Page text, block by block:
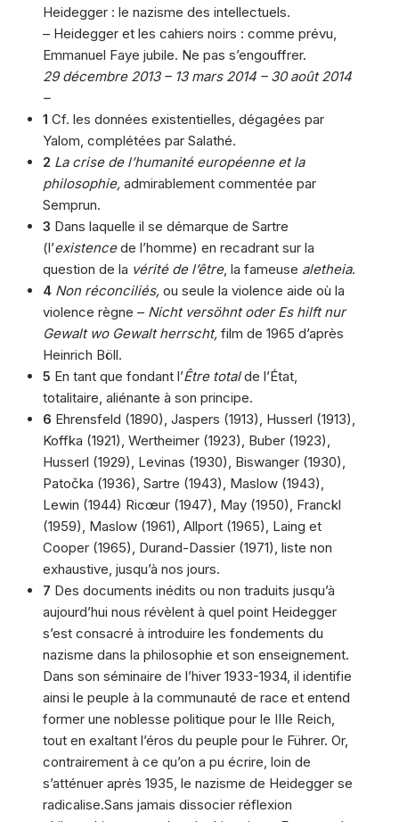
Heidegger : le nazisme des intellectuels.
– Heidegger et les cahiers noirs : comme prévu,
Emmanuel Faye jubile. Ne pas s’engouffrer.
29 décembre 2013 – 13 mars 2014 – 30 août 2014
–
1 Cf. les données existentielles, dégagées par
Yalom, complétées par Salathé.
2 La crise de l’humanité européenne et la
philosophie, admirablement commentée par
Semprun.
3 Dans laquelle il se démarque de Sartre
(l’existencede l’homme) en recadrant sur la
question de la vérité de l’être, la fameuse aletheia.
4 Non réconciliés, ou seule la violence aide où la
violence règne – Nicht versöhnt oder Es hilft nur
Gewalt wo Gewalt herrscht, film de 1965 d’après
Heinrich Böll.
5 En tant que fondant l’Être totalde l’État,
totalitaire, aliénante à son principe.
6 Ehrensfeld (1890), Jaspers (1913), Husserl (1913),
Koffka (1921), Wertheimer (1923), Buber (1923),
Husserl (1929), Levinas (1930), Biswanger (1930),
Patočka (1936), Sartre (1943), Maslow (1943),
Lewin (1944) Ricœur (1947), May (1950), Franckl
(1959), Maslow (1961), Allport (1965), Laing et
Cooper (1965), Durand-Dassier (1971), liste non
exhaustive, jusqu’à nos jours.
7 Des documents inédits ou non traduits jusqu’à
aujourd’hui nous révèlent à quel point Heidegger
s’est consacré à introduire les fondements du
nazisme dans la philosophie et son enseignement.
Dans son séminaire de l’hiver 1933-1934, il identifie
ainsi le peuple à la communauté de race et entend
former une noblesse politique pour le IIIe Reich,
tout en exaltant l’éros du peuple pour le Führer. Or,
contrairement à ce qu’on a pu écrire, loin de
s’atténuer après 1935, le nazisme de Heidegger se
radicalise.Sans jamais dissocier réflexion